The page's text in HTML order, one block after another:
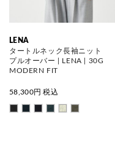
LENA
タートルネック長袖ニット
プルオーバー | LENA | 30G
MODERN FIT
58,300円 税込